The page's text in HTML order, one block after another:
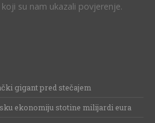
koji su nam ukazali povjerenje.
gigant pred stečajem
ekonomiju stotine milijardi eura